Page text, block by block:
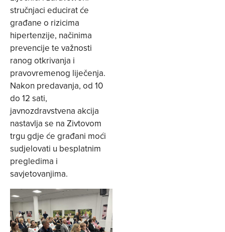
stručnjaci educirat će
građane o rizicima
hipertenzije, načinima
prevencije te važnosti
ranog otkrivanja i
pravovremenog liječenja.
Nakon predavanja, od 10
do 12 sati,
javnozdravstvena akcija
nastavlja se na Zivtovom
trgu gdje će građani moći
sudjelovati u besplatnim
pregledima i
savjetovanjima.